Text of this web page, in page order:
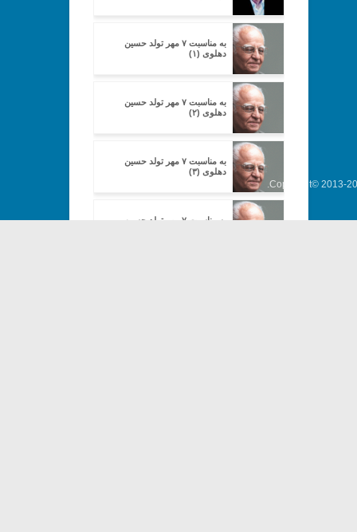
به مناسبت ۷ مهر تولد حسین
دهلوی (۱)
به مناسبت ۷ مهر تولد حسین
دهلوی (۲)
به مناسبت ۷ مهر تولد حسین
دهلوی (۳)
به مناسبت ۷ مهر تولد حسین
Copyright© 2013-